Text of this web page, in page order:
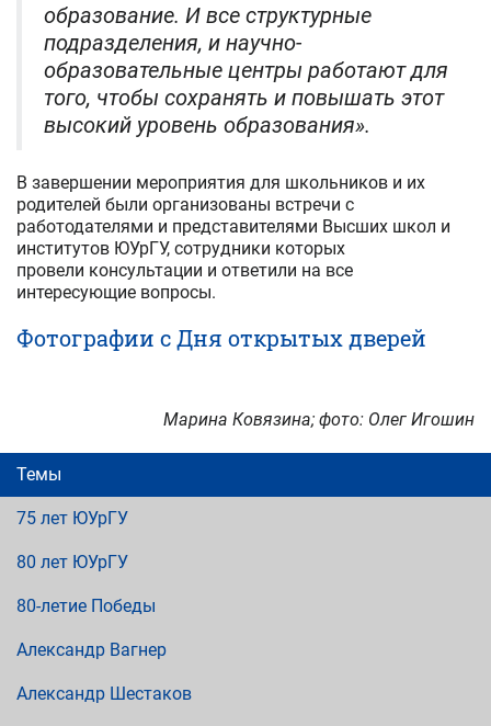
образование. И все структурные
подразделения, и научно-
образовательные центры работают для
того, чтобы сохранять и повышать этот
высокий уровень образования».
В завершении мероприятия для школьников и их
родителей были организованы встречи с
работодателями и представителями Высших школ и
институтов ЮУрГУ, сотрудники которых
провели консультации и ответили на все
интересующие вопросы.
Фотографии с Дня открытых дверей
Марина Ковязина; фото: Олег Игошин
Темы
75 лет ЮУрГУ
80 лет ЮУрГУ
80-летие Победы
Александр Вагнер
Александр Шестаков